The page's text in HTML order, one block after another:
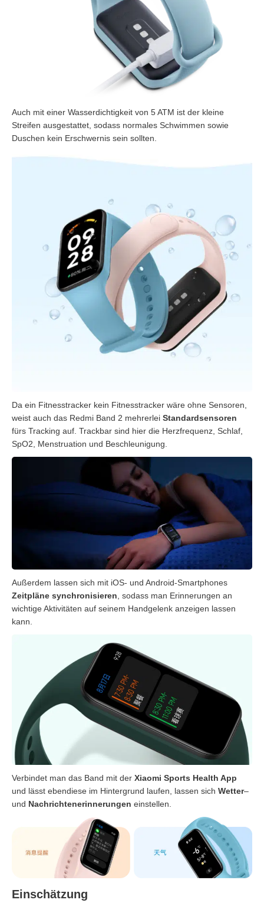
Auch mit einer Wasserdichtigkeit von 5 ATM ist der kleine
Streifen ausgestattet, sodass normales Schwimmen sowie
Duschen kein Erschwernis sein sollten.
Da ein Fitnesstracker kein Fitnesstracker wäre ohne Sensoren,
weist auch das Redmi Band 2 mehrerlei Standardsensoren
fürs Tracking auf. Trackbar sind hier die Herzfrequenz, Schlaf,
SpO2, Menstruation und Beschleunigung.
Außerdem lassen sich mit iOS- und Android-Smartphones
Zeitpläne synchronisieren, sodass man Erinnerungen an
wichtige Aktivitäten auf seinem Handgelenk anzeigen lassen
kann.
Verbindet man das Band mit der Xiaomi Sports Health App
und lässt ebendiese im Hintergrund laufen, lassen sich Wetter–
und Nachrichtenerinnerungen einstellen.
Einschätzung